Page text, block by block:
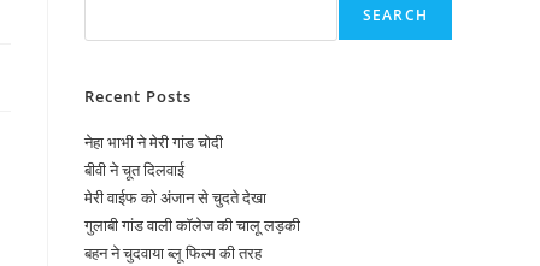
SEARCH
Recent Posts
नेहा भाभी ने मेरी गांड चोदी
बीवी ने चूत दिलवाई
मेरी वाईफ को अंजान से चुदते देखा
गुलाबी गांड वाली कॉलेज की चालू लड़की
बहन ने चुदवाया ब्लू फिल्म की तरह